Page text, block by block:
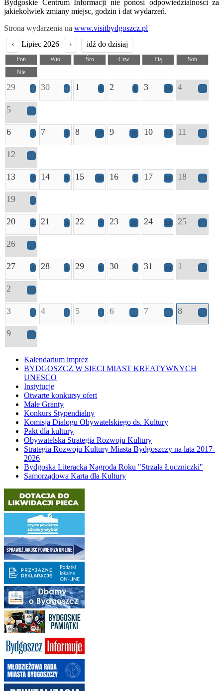
Bydgoskie Centrum Informacji nie ponosi odpowiedzialności za
jakiekolwiek zmiany miejsc, godzin i dat wydarzeń.
Strona wydarzenia na www.visitbydgoszcz.pl
‹
Lipiec 2026 › idź do dzisiaj
Pon Wto Śro Czw Pią
Sob
Nie
29 6 30 6 1 8 2 8 3 13 4 20
5 12
6 3 7 5 8 12 9 10 10 13 11 24
12 16
13 4 14 3 15 10 16 9 17 11 18 16
19 8
20 2 21 3 22 7 23 10 24 13 25 19
26 11
27 4 28 5 29 6 30 8 31 15 1 15
2 13
3 2 4 3 5 9 6 12 7 11 8 17
9 10
Kalendarium imprez
BYDGOSZCZ W SIECI MIAST KREATYWNYCH
UNESCO
Instytucje
Otwarte konkursy ofert
Małe Granty
Konkurs Stypendialny
Komisja Dialogu Obywatelskiego ds. Kultury
Pakt dla kultury
Obywatelska Strategia Rozwoju Kultury
Strategia Rozwoju Kultury Miasta Bydgoszczy na lata 2017-
2026
Bydgoska Literacka Nagroda Roku "Strzała Łuczniczki"
Samorządowa Karta dla Kultury